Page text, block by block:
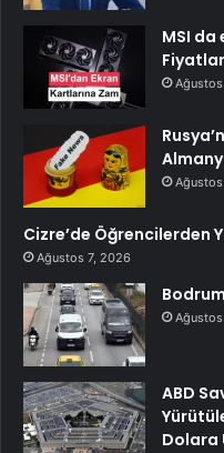
MSI da
Cizre’de Öğrencilerden
Ağustos 7, 2026
ABD
Dolara